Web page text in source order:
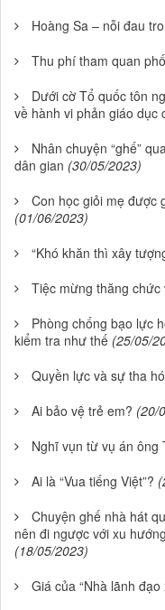
Hoàng Sa – nỗi đau
Thu phí tham quan
Dưới cờ Tổ quốc tôn
về hành vi phản giáo dục
Nhân chuyện “ghế”
dân gian (30/05/2023)
Con học giỏi mẹ được
(01/06/2023)
“Khó khăn thì xây
Tiệc mừng thăng
Phòng chống bạo lực
kiểm tra như thế (25/05/
Quyền lực và sự tha
Ai bảo vệ trẻ em? (20/
Nghĩ vụn từ vụ án ông
Ai là “Vua tiếng Việt”?
Chuyện ghế nhà hát
nên đi ngược với xu
(18/05/2023)
Giá của “Nhà lãnh đạo